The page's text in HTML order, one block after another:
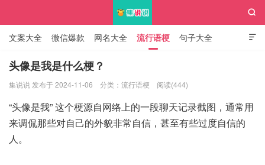

文案大全 微信爆款 网名大全 流行语梗 句子大全
知识大全

头像是我是什么梗？
集说说 发布于 2024-11-06 分类： 流行语梗 阅读(444)
“头像是我” 这个梗源自网络上的一段聊天记录截图，通常用
来调侃那些对自己的外貌非常自信，甚至有些过度自信的
人。